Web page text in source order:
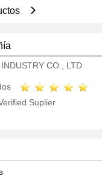
CO., LTD
Suplier